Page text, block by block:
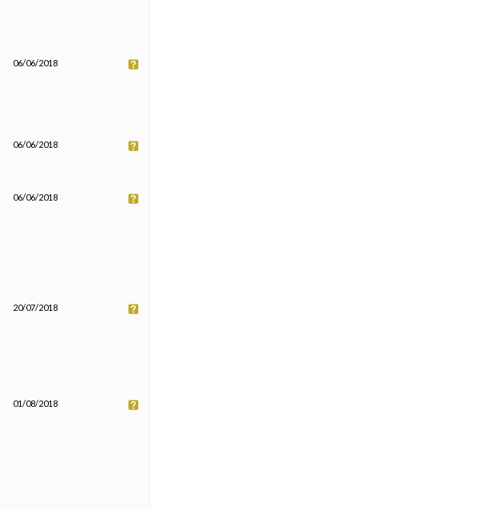
06/06/2018
06/06/2018
06/06/2018
20/07/2018
01/08/2018